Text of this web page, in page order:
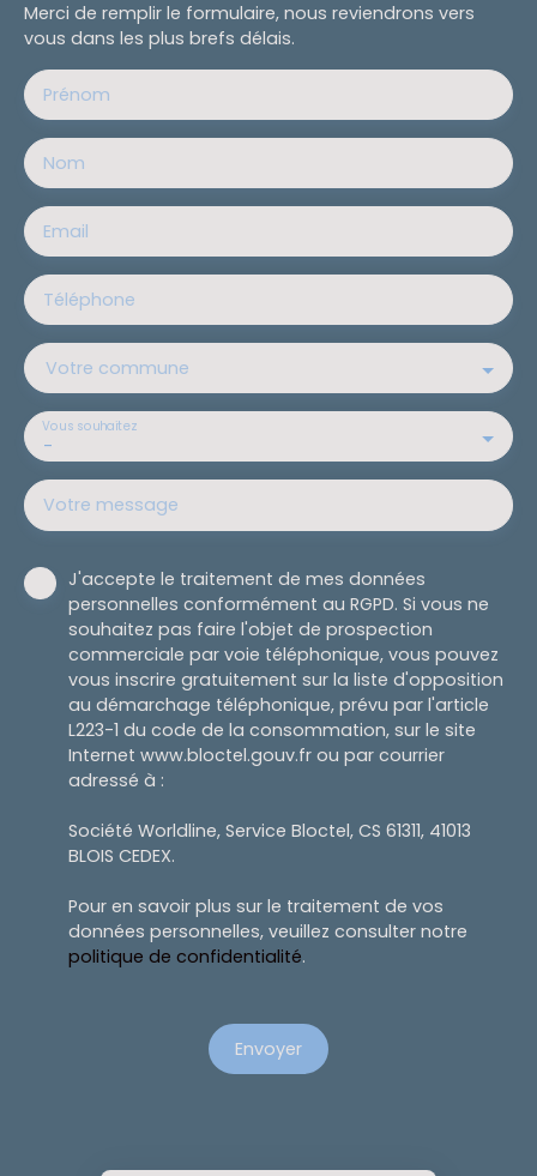
Merci de remplir le formulaire, nous reviendrons vers
vous dans les plus brefs délais.
Prénom
Nom
Email
Téléphone
Votre commune
-
Vous souhaitez
Votre message
J'accepte le traitement de mes données
personnelles conformément au RGPD. Si vous ne
souhaitez pas faire l'objet de prospection
commerciale par voie téléphonique, vous pouvez
vous inscrire gratuitement sur la liste d'opposition
au démarchage téléphonique, prévu par l'article
L223-1 du code de la consommation, sur le site
Internet www.bloctel.gouv.fr ou par courrier
adressé à :
Société Worldline, Service Bloctel, CS 61311, 41013
BLOIS CEDEX.
Pour en savoir plus sur le traitement de vos
données personnelles, veuillez consulter notre
politique de confidentialité.
Envoyer